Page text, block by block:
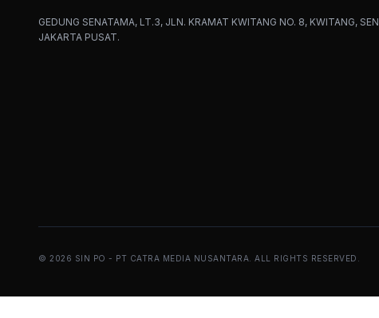
GEDUNG SENATAMA, LT.3, JLN. KRAMAT KWITANG NO. 8, KWITANG,
JAKARTA PUSAT.
© 2026 SIN PO - PT CATRA MEDIA NUSANTARA. ALL RIGHTS RESERVED.